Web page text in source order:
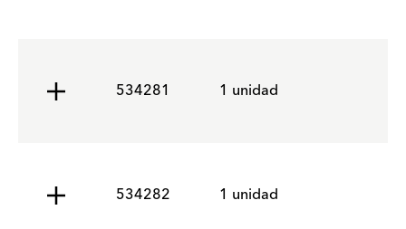
534281 1 unidad
534282 1 unidad